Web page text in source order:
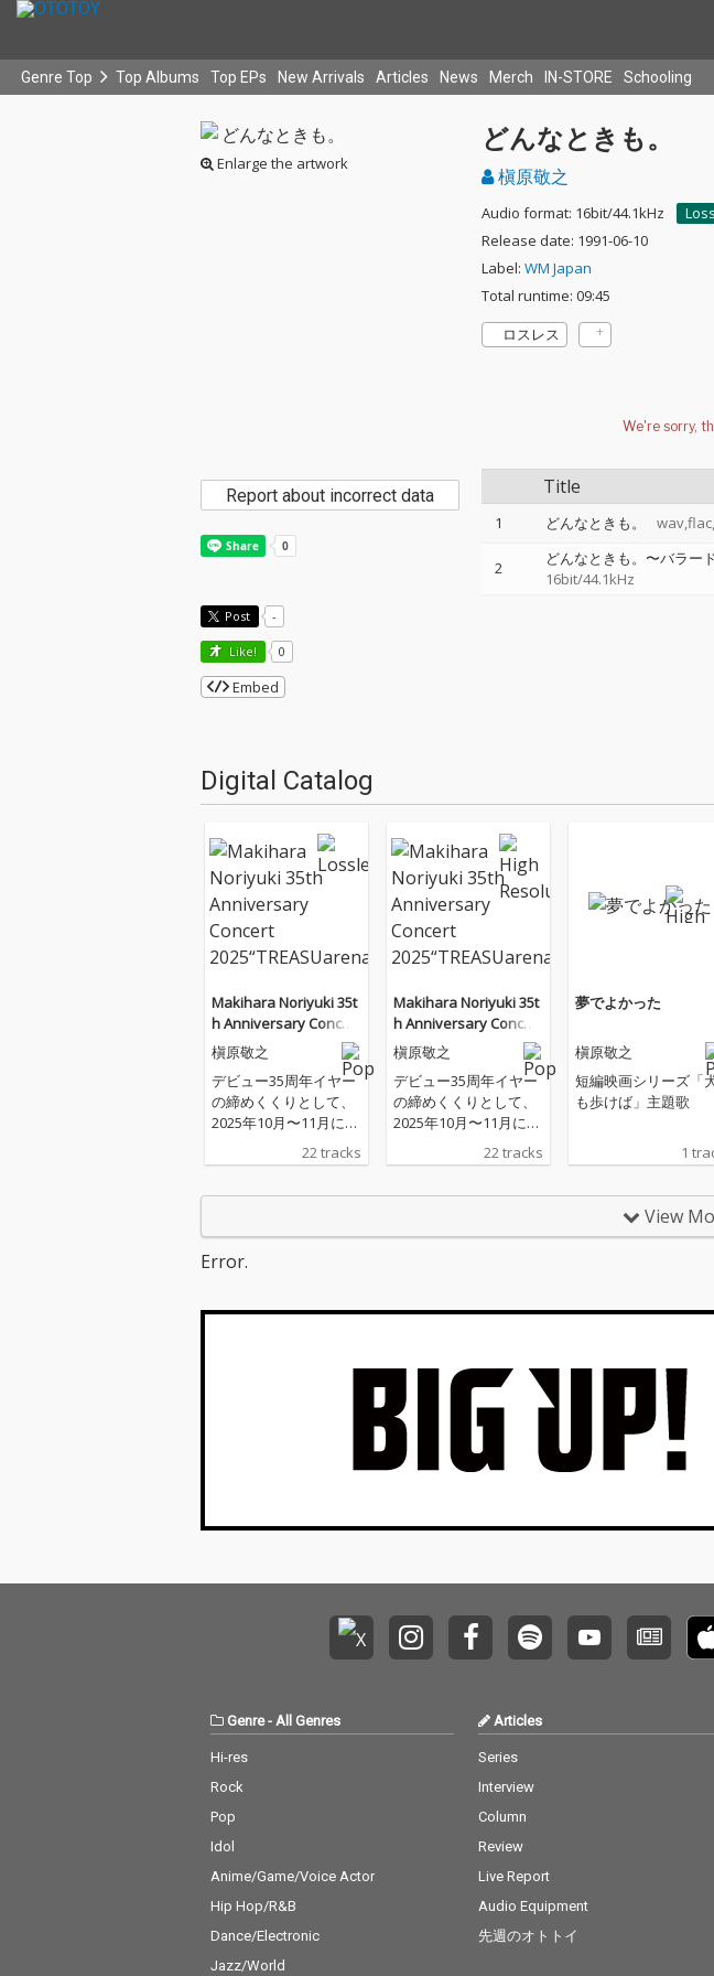
Genre Top Top Albums Top EPs New Arrivals Articles News Merch IN-STORE Schooling
Enlarge the artwork
どんなときも。
槇原敬之
Audio format: 16bit/44.1kHz
Release date: 1991-06-10
Label: WM Japan
Total runtime: 09:45
ロスレス
Title
1 どんなときも。
2 どんなときも。〜バラー
16bit/44.1kHz
Report about incorrect data
Post -
Like! 0
Embed
Digital Catalog
Makihara Noriyuki 35t
h Anniversary Concert
2025“TREASUarenaTO
UR”
槇原敬之
デビュー35周年イヤー
の締めくくりとして、
2025年10月〜11月に大
阪城ホール、Kアリー
ナ横浜で開催したアリ
R”」。「どんなとき
てしない」、「世界に
の」などの代表曲を中
22 tracks
Makihara Noriyuki 35t
h Anniversary Concert
2025“TREASUarenaTO
UR”
槇原敬之
デビュー35周年イヤー
の締めくくりとして、
2025年10月〜11月に大
阪城ホール、Kアリー
ナ横浜で開催したアリ
てしない」、「世界に
の」などの代表曲を中
心に、35年間のキャリ
アを振り返るようなセ
ットリストで、メドレ
ーも含め、全29曲を惜
しみなく披露した。収
22 tracks
夢でよかった
槇原敬之
短編映画シリーズ「
も歩けば」主題歌
1
View
Error.
Genre- All Genres
Hi-res
Rock
Pop
Idol
Anime/Game/Voice Actor
Hip Hop/R&B
Dance/Electronic
Jazz/World
Articles
Series
Interview
Column
Review
Live Report
Audio Equipment
先週のオトトイ